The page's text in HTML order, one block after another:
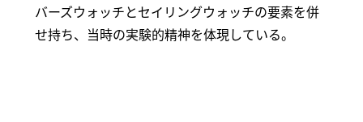
バーズウォッチとセイリングウォッチの要素を併
せ持ち、当時の実験的精神を体現している。